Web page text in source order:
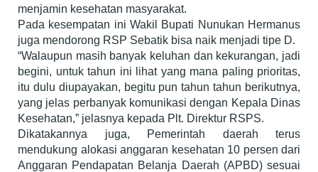
menjamin kesehatan masyarakat.
Pada kesempatan ini Wakil Bupati Nunukan Hermanus
juga mendorong RSP Sebatik bisa naik menjadi tipe D.
“Walaupun masih banyak keluhan dan kekurangan, jadi
begini, untuk tahun ini lihat yang mana paling prioritas,
itu dulu diupayakan, begitu pun tahun tahun berikutnya,
yang jelas perbanyak komunikasi dengan Kepala Dinas
Kesehatan,” jelasnya kepada Plt. Direktur RSPS.
Dikatakannya juga, Pemerintah daerah terus
mendukung alokasi anggaran kesehatan 10 persen dari
Anggaran Pendapatan Belanja Daerah (APBD) sesuai